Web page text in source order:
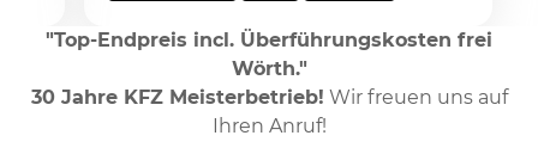
"Top-Endpreis incl. Überführungskosten frei
Wörth."
30 Jahre KFZ Meisterbetrieb! Wir freuen uns auf
Ihren Anruf!